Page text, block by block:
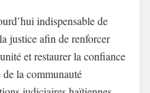
indispensable de
justice afin de renforcer
et restaurer la confiance
la communauté